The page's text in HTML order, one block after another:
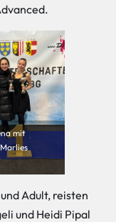
mit
Adult, reisten
und Heidi Pipal